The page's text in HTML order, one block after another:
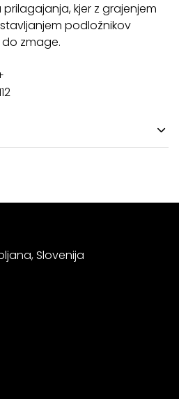
kjer z grajenjem
podložnikov
zmage.
Slovenija